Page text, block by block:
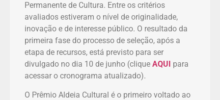
Permanente de Cultura. Entre os critérios
avaliados estiveram o nível de originalidade,
inovação e de interesse público. O resultado da
primeira fase do processo de seleção, após a
etapa de recursos, está previsto para ser
divulgado no dia 10 de junho (clique AQUI para
acessar o cronograma atualizado).
O Prêmio Aldeia Cultural é o primeiro voltado ao